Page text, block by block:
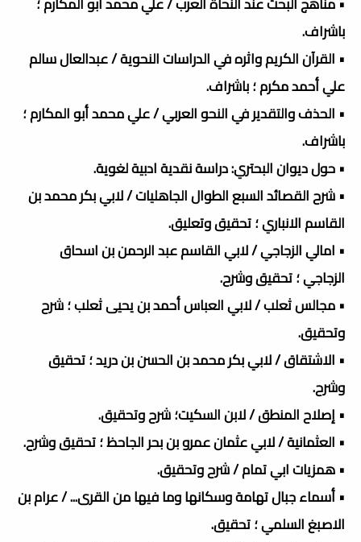
باشراف.
• القرآن الكريم واثره في الدراسات النحوية / عبدالعال سالم
علي أحمد مكرم ؛ باشراف.
• الحذف والتقدير في النحو العربي / علي محمد أبو المكارم ؛
باشراف.
• حول ديوان البحتري: دراسة نقدية ادبية لغوية.
• شرح القصائد السبع الطوال الجاهليات / لابي بكر محمد بن
القاسم الانباري ؛ تحقيق وتعليق.
• امالي الزجاجي / لابي القاسم عبد الرحمن بن اسحاق
الزجاجي ؛ تحقيق وشرح.
• مجالس ثعلب / لابي العباس أحمد بن يحيى ثعلب ؛ شرح
وتحقيق.
• الاشتقاق / لابي بكر محمد بن الحسن بن دريد ؛ تحقيق
وشرح.
• إصلاح المنطق / لابن السكيت؛ شرح وتحقيق.
• العثمانية / لابي عثمان عمرو بن بحر الجاحظ ؛ تحقيق وشرح.
• همزيات ابي تمام / شرح وتحقيق.
• أسماء جبال تهامة وسكانها وما فيها من القرى... / عرام بن
الاصبغ السلمي ؛ تحقيق.